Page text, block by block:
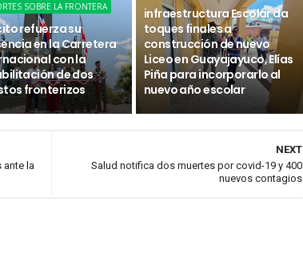
SOBRE LA FRONTERA
refuerza su
en la Carretera
con la
de dos
fronterizos
infraestructura Escolar da
toques finales a
construcción de nuevo
Liceo en Guayajayuco, Elías
Piña para incorporarlo al
nuevo año escolar
NEXT
Salud notifica dos muertes por covid-19 y 400
nuevos contagios
la